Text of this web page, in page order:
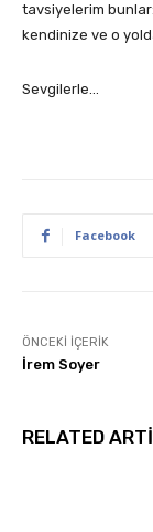
tavsiyelerim
kendinize ve o
Sevgilerle…
Facebook
ÖNCEKI İÇERIK
İrem Soyer
RELATED